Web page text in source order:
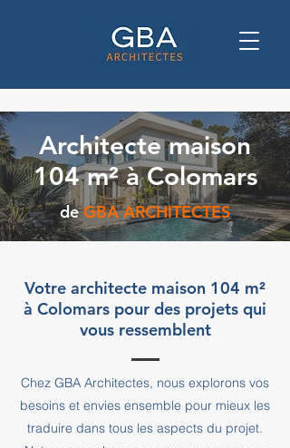
Architecte maison
104 m² à Colomars
de GBA ARCHITECTES
Votre architecte maison 104 m²
à Colomars pour des projets qui
vous ressemblent
Chez GBA Architectes, nous explorons vos
besoins et envies ensemble pour mieux les
traduire dans tous les aspects du projet.